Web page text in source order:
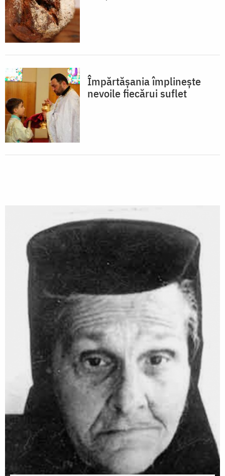
Împărtășania împlinește
nevoile fiecărui suflet